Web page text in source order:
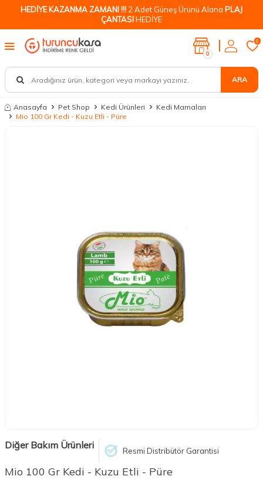
HEDİYE KAZANMA ZAMANI !!! 2 Adet Güneş Ürünü Alana PLAJ
ÇANTASIHEDİYE
ARA
0
0
Anasayfa Pet Shop Kedi Ürünleri
Kedi Mamaları
Mio 100 Gr Kedi - Kuzu Etli - Püre
Diğer Bakım Ürünleri Resmi Distribütör Garantisi
Mio 100 Gr Kedi - Kuzu Etli - Püre